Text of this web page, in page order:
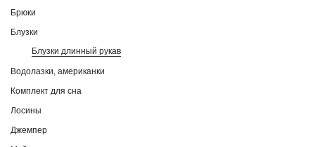
Брюки
Блузки
Блузки длинный рукав
Водолазки, американки
Комплект для сна
Лосины
Джемпер